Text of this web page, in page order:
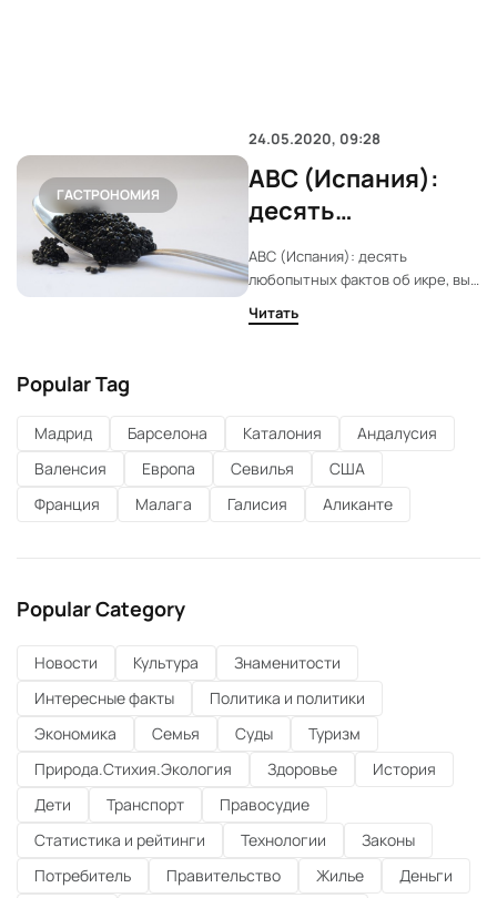
ГАСТРОНОМИЯ
24.05.2020, 09:28
ABC (Испания):
десять
любопытных
фактов об икре, вы
их точно не знали
ABC (Испания): десять
любопытных фактов об икре, вы
их точно не знали
Читать
Popular Tag
Мадрид Барселона Каталония
Андалусия
Валенсия
Европа Севилья
США
Франция
Малага Галисия Аликанте
Popular Category
Новости Культура
Знаменитости
Интересные факты
Политика и политики
Экономика
Семья Суды
Туризм
Природа.Стихия.Экология
Здоровье
История
Дети
Транспорт
Правосудие
Статистика и рейтинги
Технологии
Законы
Потребитель
Правительство Жилье
Деньги